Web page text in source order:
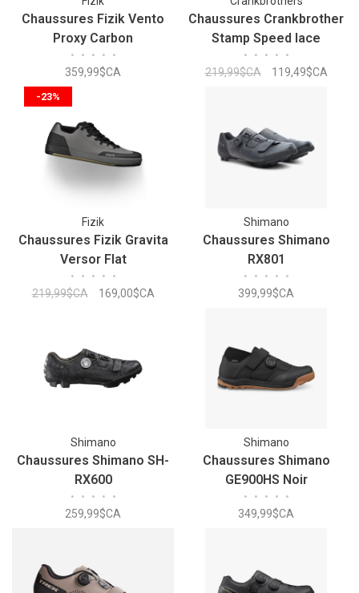
Chaussures Fizik Vento
Proxy Carbon
• • • • •
359,99$CA
Chaussures Crankbrother
Stamp Speed lace
• • • • •
219,99$CA 119,49$CA
-23%
Fizik
Chaussures Fizik Gravita
Versor Flat
• • • • •
219,99$CA 169,00$CA
Shimano
Chaussures Shimano
RX801
• • • • •
399,99$CA
Shimano
Chaussures Shimano SH-
RX600
• • • • •
259,99$CA
Shimano
Chaussures Shimano
GE900HS Noir
• • • • •
349,99$CA